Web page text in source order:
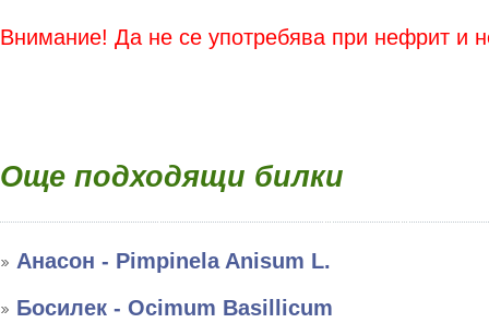
Внимание! Да не се употребява при нефрит и
Още подходящи билки
Анасон - Pimpinela Anisum L.
Босилек - Ocimum Basillicum